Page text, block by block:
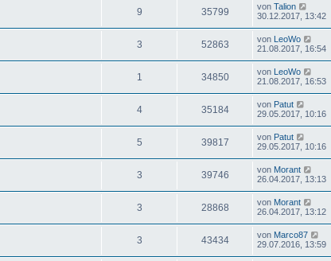
9 35799 von Talion
30.12.2017, 13:42
3 52863 von LeoWo
21.08.2017, 16:54
1 34850 von LeoWo
21.08.2017, 16:53
4 35184 von Patut
29.05.2017, 10:16
5 39817 von Patut
29.05.2017, 10:16
3 39746 von Morant
26.04.2017, 13:13
3 28868 von Morant
26.04.2017, 13:12
3 43434 von Marco87
29.07.2016, 13:59